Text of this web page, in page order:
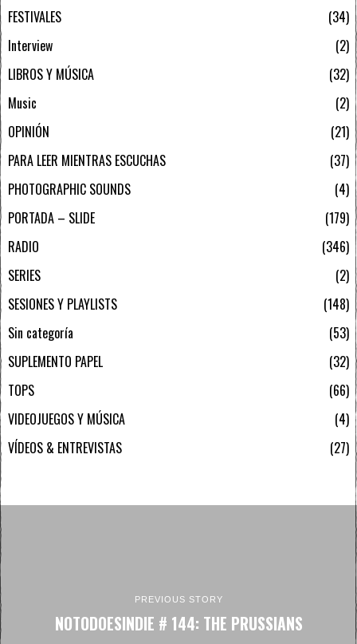
FESTIVALES
34
Interview
2
LIBROS Y MÚSICA
32
Music
2
OPINIÓN
21
PARA LEER MIENTRAS ESCUCHAS
37
PHOTOGRAPHIC SOUNDS
4
PORTADA – SLIDE
179
RADIO
346
SERIES
2
SESIONES Y PLAYLISTS
148
Sin categoría
53
SUPLEMENTO PAPEL
32
TOPS
66
VIDEOJUEGOS Y MÚSICA
4
VÍDEOS & ENTREVISTAS
27
PREVIOUS STORY
NOTODOESINDIE # 144: THE PRUSSIANS